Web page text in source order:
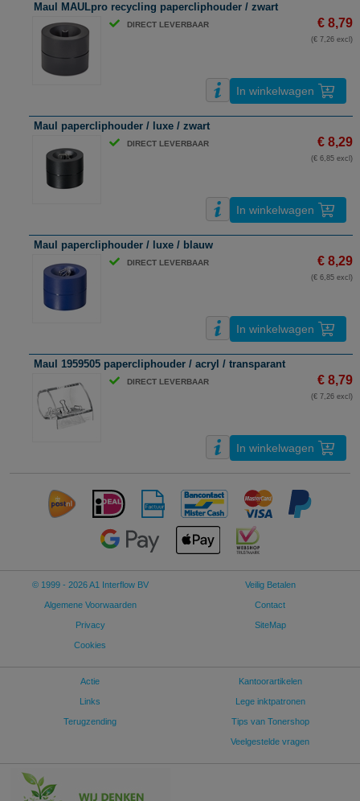
Maul MAULpro recycling papercliphouder / zwart
DIRECT LEVERBAAR € 8,79
(€ 7,26 excl)
In winkelwagen
Maul papercliphouder / luxe / zwart
DIRECT LEVERBAAR € 8,29
(€ 6,85 excl)
In winkelwagen
Maul papercliphouder / luxe / blauw
DIRECT LEVERBAAR € 8,29
(€ 6,85 excl)
In winkelwagen
Maul 1959505 papercliphouder / acryl / transparant
DIRECT LEVERBAAR € 8,79
(€ 7,26 excl)
In winkelwagen
© 1999 - 2026 A1 Interflow BV
Algemene Voorwaarden
Privacy
Cookies
Veilig Betalen
Contact
SiteMap
Actie
Links
Terugzending
Kantoorartikelen
Lege inktpatronen
Tips van Tonershop
Veelgestelde vragen